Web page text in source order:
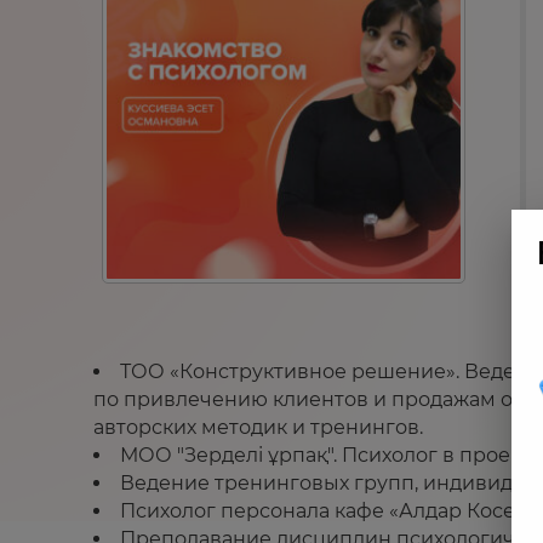
ТОО «Конструктивное решение».
по привлечению клиентов и продажам
авторских методик и тренингов.
МОО "Зерделі ұрпақ". Психолог в
Ведение тренинговых групп,
Психолог персонала кафе «Алдар Косе»